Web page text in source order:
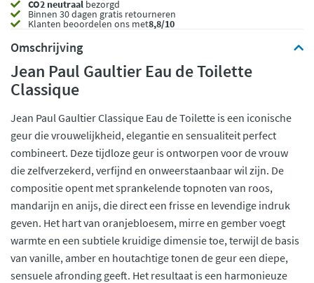
CO2 neutraal bezorgd
Binnen 30 dagen gratis retourneren
Klanten beoordelen ons met8,8/10
Omschrijving
Jean Paul Gaultier Eau de Toilette
Classique
Jean Paul Gaultier Classique Eau de Toilette is een iconische
geur die vrouwelijkheid, elegantie en sensualiteit perfect
combineert. Deze tijdloze geur is ontworpen voor de vrouw
die zelfverzekerd, verfijnd en onweerstaanbaar wil zijn. De
compositie opent met sprankelende topnoten van roos,
mandarijn en anijs, die direct een frisse en levendige indruk
geven. Het hart van oranjebloesem, mirre en gember voegt
warmte en een subtiele kruidige dimensie toe, terwijl de basis
van vanille, amber en houtachtige tonen de geur een diepe,
sensuele afronding geeft. Het resultaat is een harmonieuze